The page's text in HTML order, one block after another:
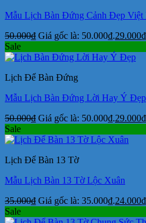
Mẫu Lịch Bàn Đứng Cảnh Đẹp Việt
50.000₫ Giá gốc là: 50.000₫.29.000₫
Sale
Lịch Để Bàn Đứng
Mẫu Lịch Bàn Đứng Lời Hay Ý Đẹp
50.000₫ Giá gốc là: 50.000₫.29.000₫
Sale
Lịch Để Bàn 13 Tờ
Mẫu Lịch Bàn 13 Tờ Lộc Xuân
35.000₫ Giá gốc là: 35.000₫.24.000₫
Sale